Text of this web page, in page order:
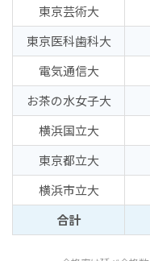
東京芸術大
東京医科歯科大
電気通信大
お茶の水女子大
横浜国立大
東京都立大
横浜市立大
合計